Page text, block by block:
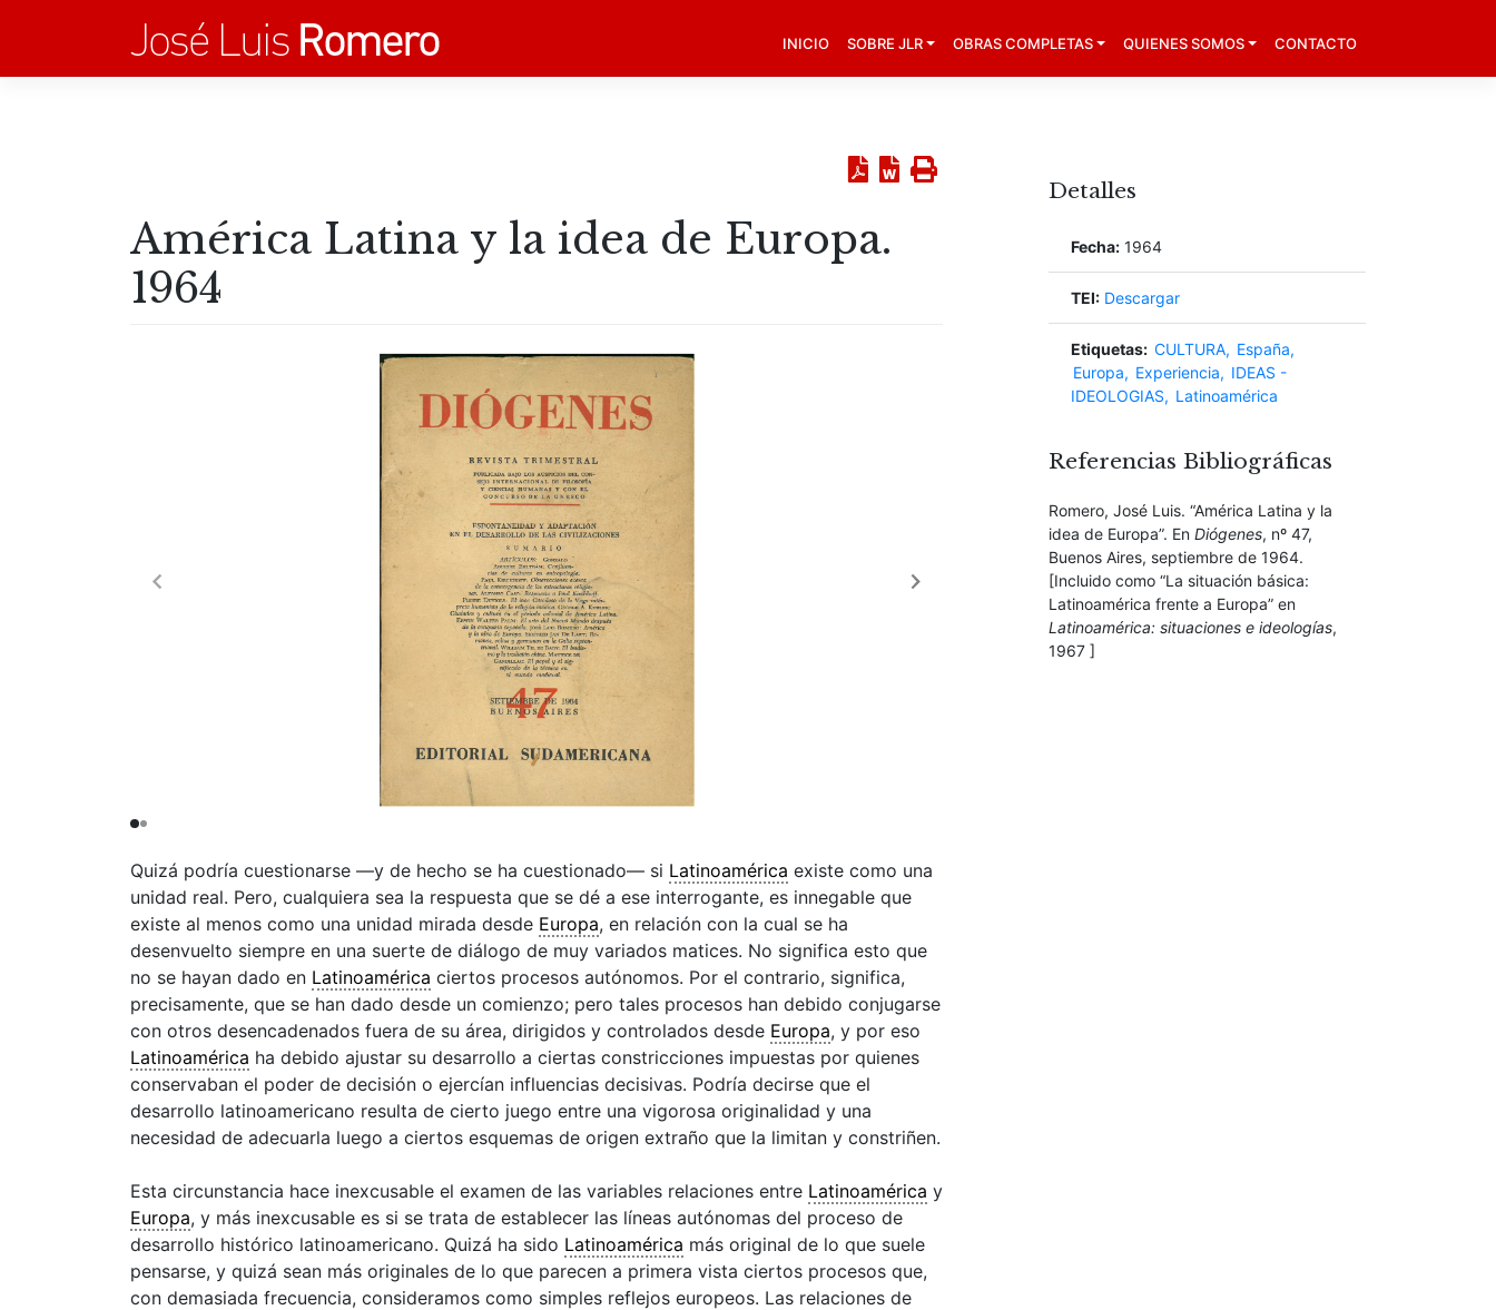
INICIO SOBRE JLR OBRAS COMPLETAS QUIENES SOMOS CONTACTO
América Latina y la idea de Europa.
1964
Quizá podría cuestionarse —y de hecho se ha cuestionado— si Latinoamérica existe como una
unidad real. Pero, cualquiera sea la respuesta que se dé a ese interrogante, es innegable que
existe al menos como una unidad mirada desde Europa, en relación con la cual se ha
desenvuelto siempre en una suerte de diálogo de muy variados matices. No significa esto que
no se hayan dado en Latinoamérica ciertos procesos autónomos. Por el contrario, significa,
precisamente, que se han dado desde un comienzo; pero tales procesos han debido conjugarse
con otros desencadenados fuera de su área, dirigidos y controlados desde Europa, y por eso
Latinoamérica ha debido ajustar su desarrollo a ciertas constricciones impuestas por quienes
conservaban el poder de decisión o ejercían influencias decisivas. Podría decirse que el
desarrollo latinoamericano resulta de cierto juego entre una vigorosa originalidad y una
necesidad de adecuarla luego a ciertos esquemas de origen extraño que la limitan y constriñen.
Esta circunstancia hace inexcusable el examen de las variables relaciones entre Latinoamérica y
Europa, y más inexcusable es si se trata de establecer las líneas autónomas del proceso de
desarrollo histórico latinoamericano. Quizá ha sido Latinoamérica más original de lo que suele
pensarse, y quizá sean más originales de lo que parecen a primera vista ciertos procesos que,
con demasiada frecuencia, consideramos como simples reflejos europeos. Las relaciones de
Detalles
Fecha: 1964
TEI: Descargar
Etiquetas: CULTURA
España
Europa
Experiencia
IDEAS -
IDEOLOGIAS
Latinoamérica
Referencias Bibliográficas
Romero, José Luis. “América Latina y la
idea de Europa”. En Diógenes, nº 47,
Buenos Aires, septiembre de 1964.
[Incluido como “La situación básica:
Latinoamérica frente a Europa” en
Latinoamérica: situaciones e ideologías,
1967 ]